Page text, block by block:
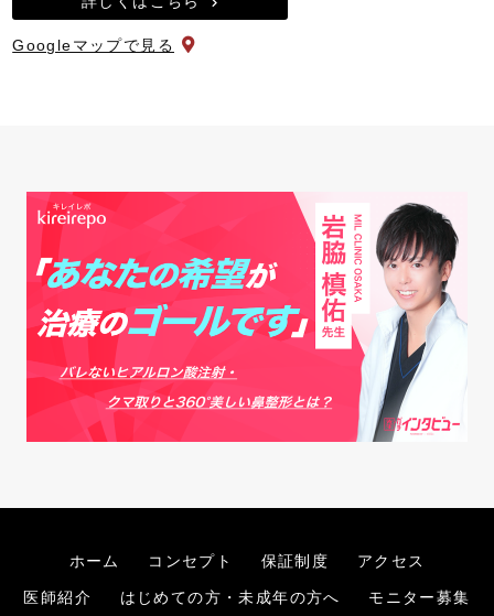
Googleマップで見る
ホーム コンセプト 保証制度 アクセス
医師紹介 はじめての方・未成年の方へ モニター募集